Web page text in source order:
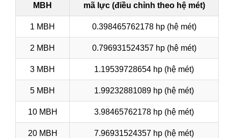
MBH mã lực (điều chỉnh theo hệ mét)
1 MBH 0.398465762178 hp (hệ mét)
2 MBH 0.796931524357 hp (hệ mét)
3 MBH 1.19539728654 hp (hệ mét)
5 MBH 1.99232881089 hp (hệ mét)
10 MBH 3.98465762178 hp (hệ mét)
20 MBH 7.96931524357 hp (hệ mét)